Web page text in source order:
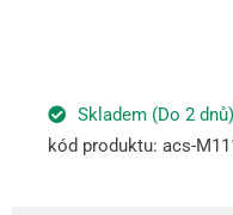
Skladem (Do 2 dnů)
kód produktu: acs-